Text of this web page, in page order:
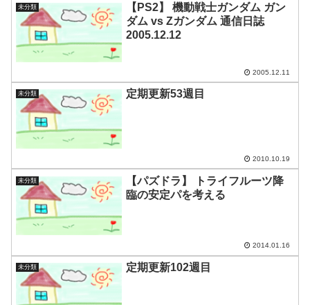
未分類
【PS2】 機動戦士ガンダム ガン
ダム vs Zガンダム 通信日誌
2005.12.12
2005.12.11
未分類 定期更新53週目
2010.10.19
未分類
【パズドラ】 トライフルーツ降
臨の安定パを考える
2014.01.16
未分類 定期更新102週目